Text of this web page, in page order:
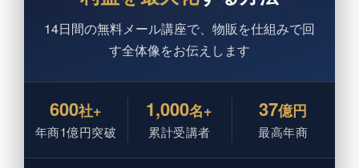
14日間の無料メール講座で、物販を仕組みで回
す全体像をお伝えします
600社+
年商1億円突破
1,000名+
累計受講者
37億円
最高年商